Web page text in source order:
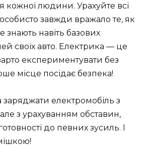
кожної людини. Урахуйте всі
завжди вражало те, як
знають навіть базових
своїх авто. Електрика — це
експериментувати без
місце посідає безпека!
електромобіль з
з урахуванням обставин,
до певних зусиль. І